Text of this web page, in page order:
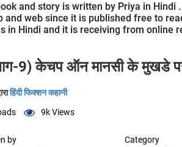
and story is written by Priya in
and web since it is published free to
in Hindi and it is receiving from online
9) केचप ऑन मानसी के मुखडे
हिंदी फिक्शन कहानी
9kViews
by
Category